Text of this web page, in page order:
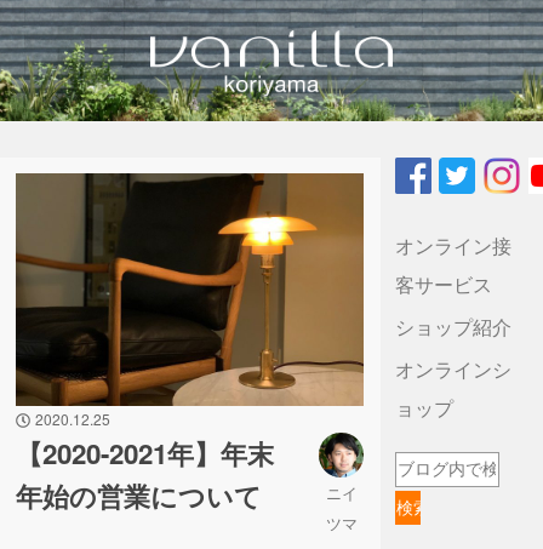
2020.12.25
【2020-2021年】年末
年始の営業について
ニイ
ツマ
オンライン接
客サービス
ショップ紹介
オンラインシ
ョップ